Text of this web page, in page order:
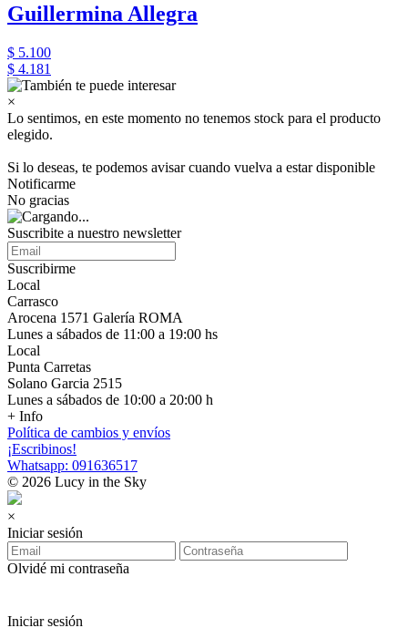
Guillermina Allegra
$ 5.100
$ 4.181
×
Lo sentimos, en este momento no tenemos stock para el producto
elegido.
Si lo deseas, te podemos avisar cuando vuelva a estar disponible
Notificarme
No gracias
Suscribite a nuestro newsletter
Suscribirme
Local
Carrasco
Arocena 1571 Galería ROMA
Lunes a sábados de 11:00 a 19:00 hs
Local
Punta Carretas
Solano Garcia 2515
Lunes a sábados de 10:00 a 20:00 h
+ Info
Política de cambios y envíos
¡Escribinos!
Whatsapp: 091636517
© 2026 Lucy in the Sky
×
Iniciar sesión
Olvidé mi contraseña
Iniciar sesión